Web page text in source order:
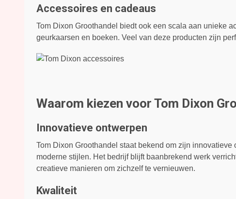
Accessoires en cadeaus
Tom Dixon Groothandel biedt ook een scala aan unieke
geurkaarsen en boeken. Veel van deze producten zijn
Waarom kiezen voor Tom Dixon
Innovatieve ontwerpen
Tom Dixon Groothandel staat bekend om zijn
moderne stijlen. Het bedrijf blijft baanbrekend werk
creatieve manieren om zichzelf te vernieuwen.
Kwaliteit